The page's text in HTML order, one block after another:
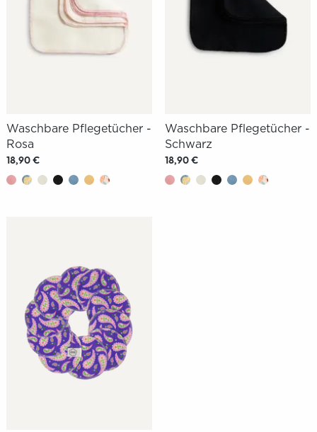
Waschbare Pflegetücher -
Rosa
18,90 €
Waschbare Pflegetücher -
Schwarz
18,90 €